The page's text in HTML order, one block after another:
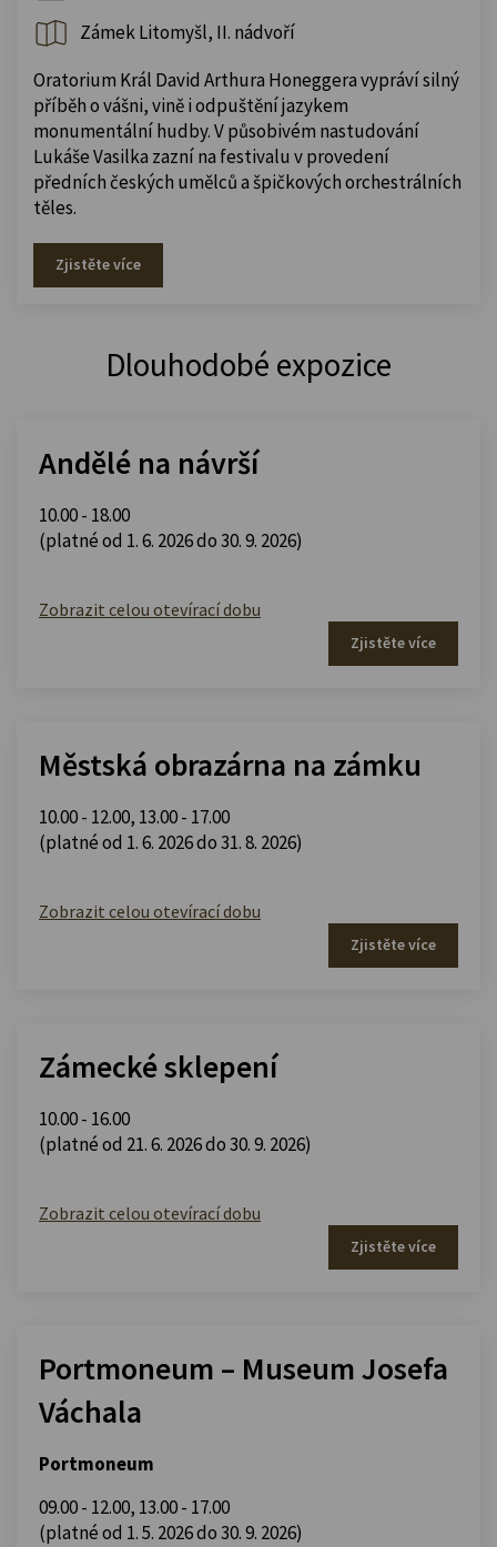
Zámek Litomyšl, II. nádvoří
Oratorium Král David Arthura Honeggera vypráví silný
příběh o vášni, vině i odpuštění jazykem
monumentální hudby. V působivém nastudování
Lukáše Vasilka zazní na festivalu v provedení
předních českých umělců a špičkových orchestrálních
těles.
Zjistěte více
Dlouhodobé expozice
Andělé na návrší
10.00 - 18.00
(platné od 1. 6. 2026 do 30. 9. 2026)
Zobrazit celou otevírací dobu
Zjistěte více
Městská obrazárna na zámku
10.00 - 12.00, 13.00 - 17.00
(platné od 1. 6. 2026 do 31. 8. 2026)
Zobrazit celou otevírací dobu
Zjistěte více
Zámecké sklepení
10.00 - 16.00
(platné od 21. 6. 2026 do 30. 9. 2026)
Zobrazit celou otevírací dobu
Zjistěte více
Portmoneum – Museum Josefa
Váchala
Portmoneum
09.00 - 12.00, 13.00 - 17.00
(platné od 1. 5. 2026 do 30. 9. 2026)